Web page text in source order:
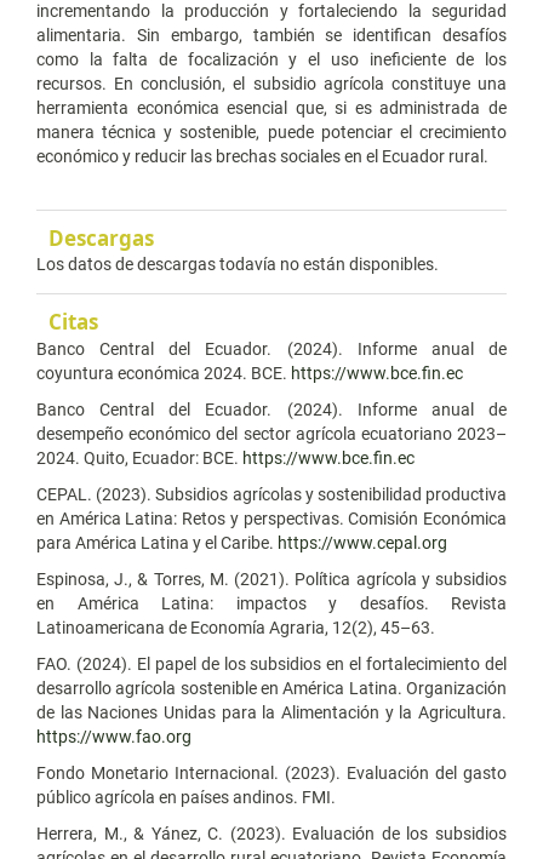
incrementando la producción y fortaleciendo la seguridad
alimentaria. Sin embargo, también se identifican desafíos
como la falta de focalización y el uso ineficiente de los
recursos. En conclusión, el subsidio agrícola constituye una
herramienta económica esencial que, si es administrada de
manera técnica y sostenible, puede potenciar el crecimiento
económico y reducir las brechas sociales en el Ecuador rural.
Descargas
Los datos de descargas todavía no están disponibles.
Citas
Banco Central del Ecuador. (2024). Informe anual de
coyuntura económica 2024. BCE. https://www.bce.fin.ec
Banco Central del Ecuador. (2024). Informe anual de
desempeño económico del sector agrícola ecuatoriano 2023–
2024. Quito, Ecuador: BCE. https://www.bce.fin.ec
CEPAL. (2023). Subsidios agrícolas y sostenibilidad productiva
en América Latina: Retos y perspectivas. Comisión Económica
para América Latina y el Caribe. https://www.cepal.org
Espinosa, J., & Torres, M. (2021). Política agrícola y subsidios
en América Latina: impactos y desafíos. Revista
Latinoamericana de Economía Agraria, 12(2), 45–63.
FAO. (2024). El papel de los subsidios en el fortalecimiento del
desarrollo agrícola sostenible en América Latina. Organización
de las Naciones Unidas para la Alimentación y la Agricultura.
https://www.fao.org
Fondo Monetario Internacional. (2023). Evaluación del gasto
público agrícola en países andinos. FMI.
Herrera, M., & Yánez, C. (2023). Evaluación de los subsidios